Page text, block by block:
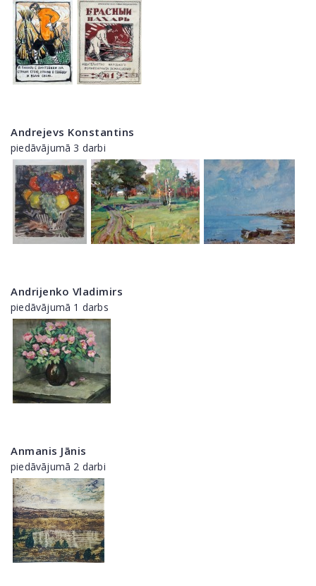
Andrejevs Konstantins
piedāvājumā 3 darbi
Andrijenko Vladimirs
piedāvājumā 1 darbs
Anmanis Jānis
piedāvājumā 2 darbi